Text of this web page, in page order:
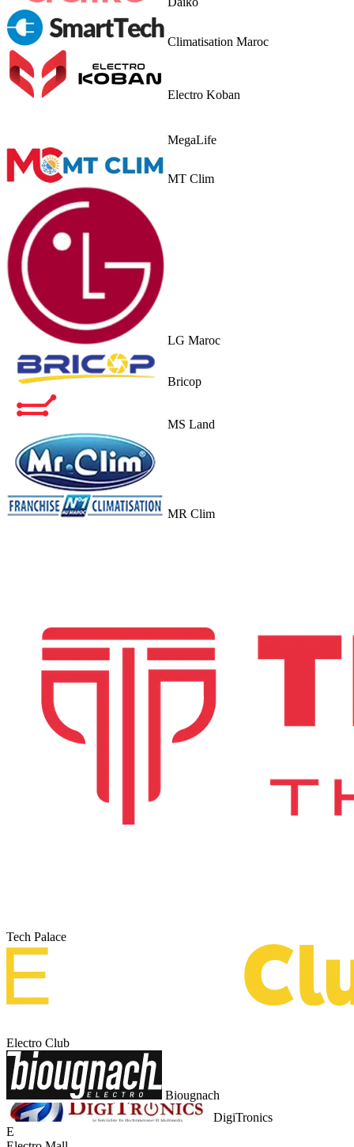
Climatisation Maroc
Electro Koban
MegaLife
MT Clim
LG Maroc
Bricop
MS Land
MR Clim
Tech Palace
Electro Club
Biougnach
DigiTronics
E